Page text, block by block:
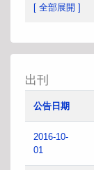
[ 全部展開 ]
出刊
公告日期
2016-10-
01